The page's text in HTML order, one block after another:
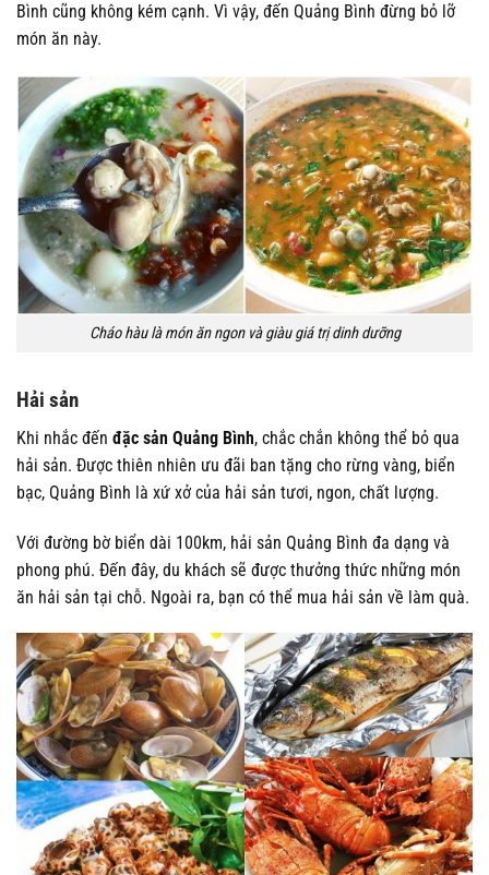
Bình cũng không kém cạnh. Vì vậy, đến Quảng Bình đừng bỏ lỡ
món ăn này.
Cháo hàu là món ăn ngon và giàu giá trị dinh dưỡng
Hải sản
Khi nhắc đến đặc sản Quảng Bình, chắc chắn không thể bỏ qua
hải sản. Được thiên nhiên ưu đãi ban tặng cho rừng vàng, biển
bạc, Quảng Bình là xứ xở của hải sản tươi, ngon, chất lượng.
Với đường bờ biển dài 100km, hải sản Quảng Bình đa dạng và
phong phú. Đến đây, du khách sẽ được thưởng thức những món
ăn hải sản tại chỗ. Ngoài ra, bạn có thể mua hải sản về làm quà.